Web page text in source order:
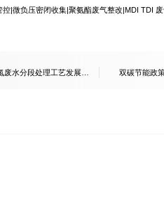
控 |微负压密闭收集 |聚氨酯废气整改 MDI TDI
水分段处理工艺发展走
双碳节能政